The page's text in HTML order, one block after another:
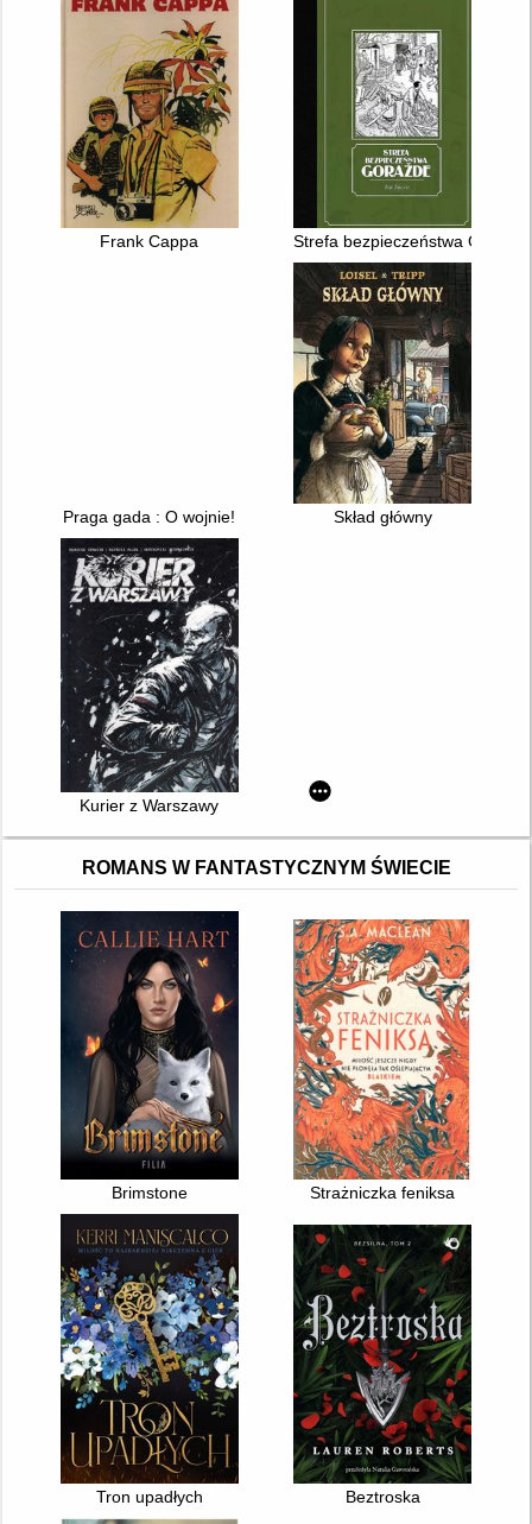
Frank Cappa Strefa bezpieczeństwa
Praga gada : O wojnie! Skład główny
Kurier z Warszawy
ROMANS W FANTASTYCZNYM ŚWIECIE
Brimstone Strażniczka feniksa
Tron upadłych Beztroska